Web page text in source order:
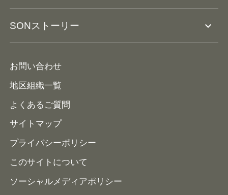
コーチとして参加
ナショナルゲームについて
SONストーリー expand_more
メディア
お問い合わせ
地区組織一覧
よくあるご質問
サイトマップ
プライバシーポリシー
このサイトについて
ソーシャルメディアポリシー